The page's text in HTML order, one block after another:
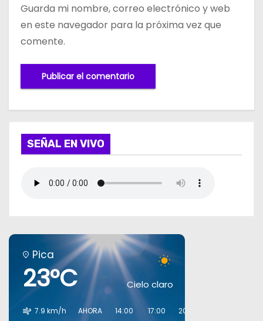
Guarda mi nombre, correo electrónico y web
en este navegador para la próxima vez que
comente.
SEÑAL EN VIVO
Pica
23°C Cielo claro
7.9 km/h
AHORA 14:00 17:00 20:00